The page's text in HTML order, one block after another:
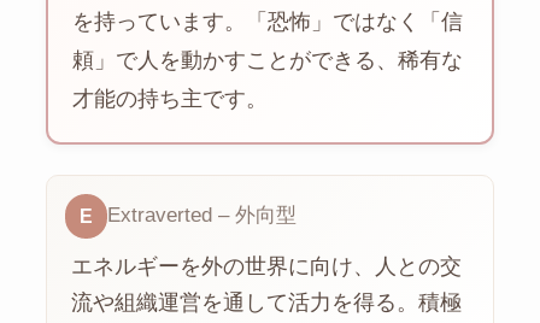
を持っています。「恐怖」ではなく「信
頼」で人を動かすことができる、稀有な
才能の持ち主です。
E Extraverted – 外向型
エネルギーを外の世界に向け、人との交
流や組織運営を通して活力を得る。積極